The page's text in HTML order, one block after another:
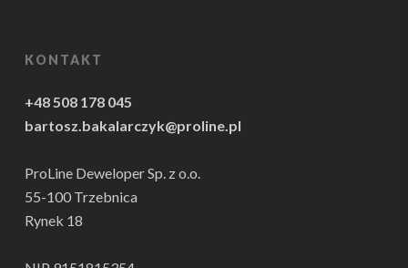
KONTAKT
+48 508 178 045
bartosz.bakalarczyk@proline.pl
ProLine Deweloper Sp. z o.o.
55-100 Trzebnica
Rynek 18